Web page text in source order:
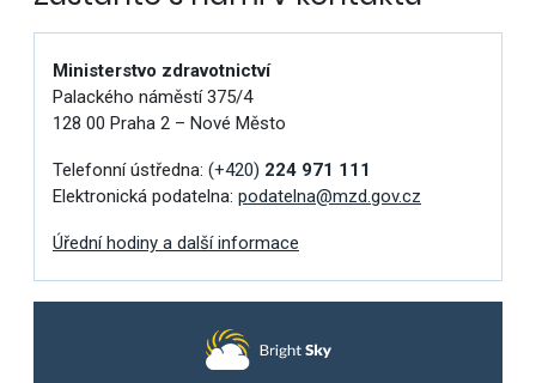
Ministerstvo zdravotnictví
Palackého náměstí 375/4
128 00 Praha 2 – Nové Město
Telefonní ústředna: (+420) 224 971 111
Elektronická podatelna: podatelna@mzd.gov.cz
Úřední hodiny a další informace